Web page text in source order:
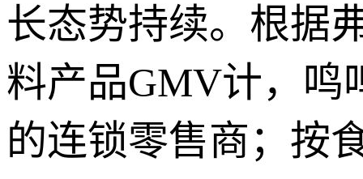
长态势持续。根据
料产品GMV计，鸣
的连锁零售商；按